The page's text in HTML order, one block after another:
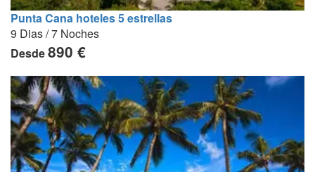
Punta Cana hoteles 5 estrellas
9 Dias / 7 Noches
Desde890 €